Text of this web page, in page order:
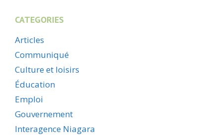
CATEGORIES
Articles
Communiqué
Culture et loisirs
Éducation
Emploi
Gouvernement
Interagence Niagara